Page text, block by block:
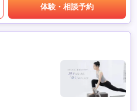
体験・相談予約